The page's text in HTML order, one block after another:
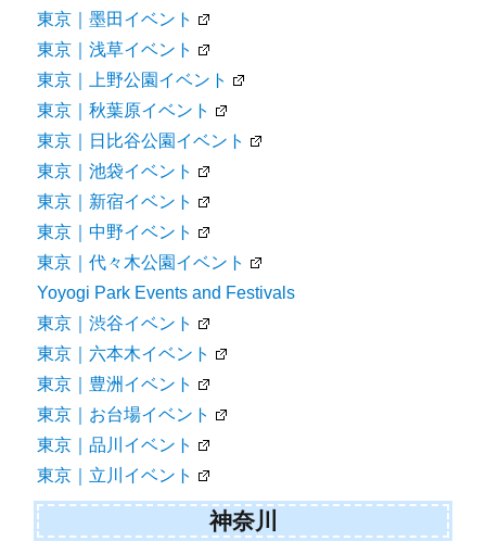
東京｜墨田イベント
東京｜浅草イベント
東京｜上野公園イベント
東京｜秋葉原イベント
東京｜日比谷公園イベント
東京｜池袋イベント
東京｜新宿イベント
東京｜中野イベント
東京｜代々木公園イベント
Yoyogi Park Events and Festivals
東京｜渋谷イベント
東京｜六本木イベント
東京｜豊洲イベント
東京｜お台場イベント
東京｜品川イベント
東京｜立川イベント
神奈川